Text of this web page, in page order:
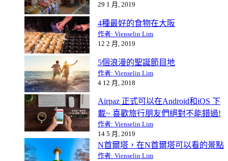
29 1 月, 2019
4種最好的食物在大阪
作者: Vienselin Lim
12 2 月, 2019
5個浪漫的聖誕節目地
作者: Vienselin Lim
4 12 月, 2018
Airpaz 正式可以在Android和iOS 下
載~ 喜歡旅行朋友們絕對不能錯過!
作者: Vienselin Lim
14 5 月, 2019
N首爾塔，在N首爾塔可以看的景點
作者: Vienselin Lim